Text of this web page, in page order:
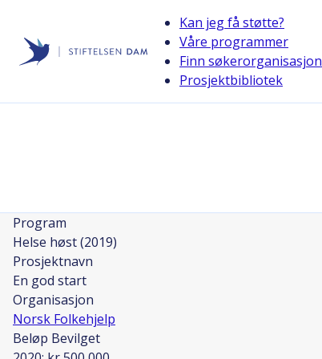
Kan jeg få støtte?
Våre programmer
Finn søkerorganisasjon
Prosjektbibliotek
Program
Helse høst (2019)
Prosjektnavn
En god start
Organisasjon
Norsk Folkehjelp
Beløp Bevilget